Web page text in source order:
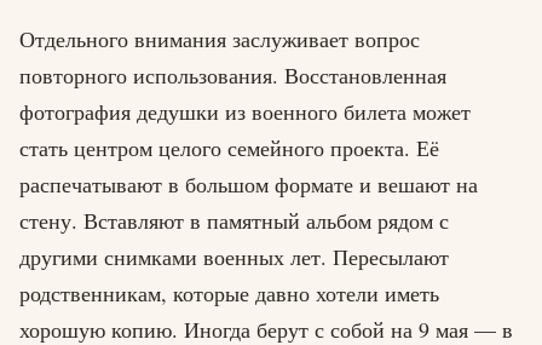
Отдельного внимания заслуживает вопрос
повторного использования. Восстановленная
фотография дедушки из военного билета может
стать центром целого семейного проекта. Её
распечатывают в большом формате и вешают на
стену. Вставляют в памятный альбом рядом с
другими снимками военных лет. Пересылают
родственникам, которые давно хотели иметь
хорошую копию. Иногда берут с собой на 9 мая — в